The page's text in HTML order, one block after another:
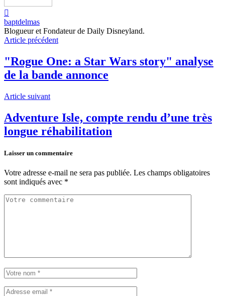
baptdelmas
Blogueur et Fondateur de Daily Disneyland.
Article précédent
"Rogue One: a Star Wars story" analyse
de la bande annonce
Article suivant
Adventure Isle, compte rendu d’une très
longue réhabilitation
Laisser un commentaire
Votre adresse e-mail ne sera pas publiée. Les champs obligatoires
sont indiqués avec *